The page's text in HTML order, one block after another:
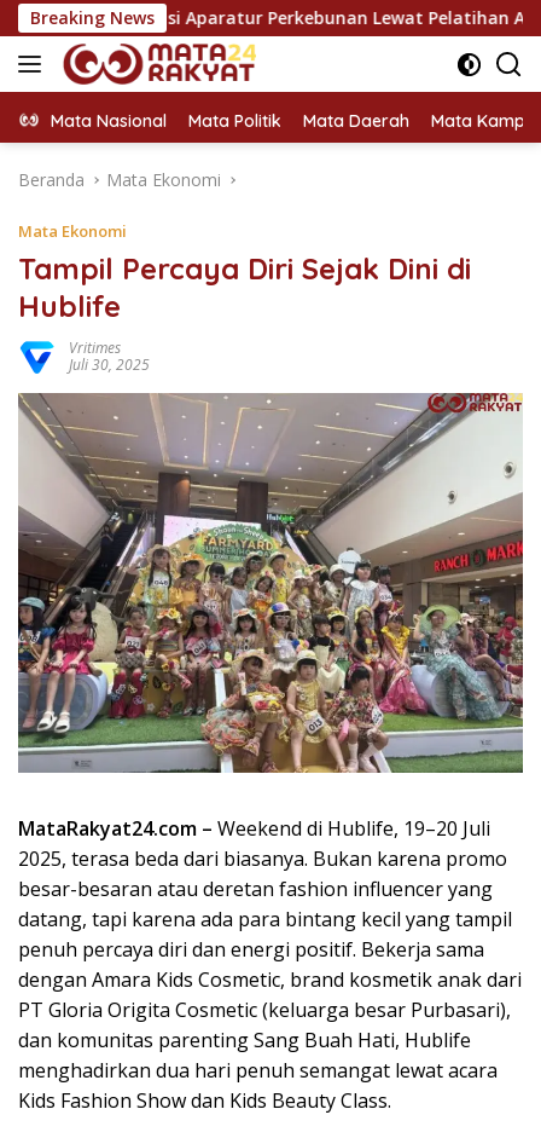
Langsung
ke
konten
Breaking News
Aparatur Perkebunan Lewat Pelatihan Avenza Maps di
Mata Nasional Mata Politik Mata Daerah Mata
Beranda Mata Ekonomi
Mata Ekonomi
Tampil Percaya Diri Sejak Dini di
Hublife
Vritimes
Juli 30, 2025
MataRakyat24.com – Weekend di Hublife, 19–20 Juli
2025, terasa beda dari biasanya. Bukan karena promo
besar-besaran atau deretan fashion influencer yang
datang, tapi karena ada para bintang kecil yang tampil
penuh percaya diri dan energi positif. Bekerja sama
dengan Amara Kids Cosmetic, brand kosmetik anak dari
PT Gloria Origita Cosmetic (keluarga besar Purbasari),
dan komunitas parenting Sang Buah Hati, Hublife
menghadirkan dua hari penuh semangat lewat acara
Kids Fashion Show dan Kids Beauty Class.